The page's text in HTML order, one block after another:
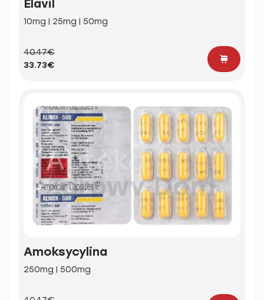
Elavil
10mg | 25mg | 50mg
40.47€
33.73€
Amoksycylina
250mg | 500mg